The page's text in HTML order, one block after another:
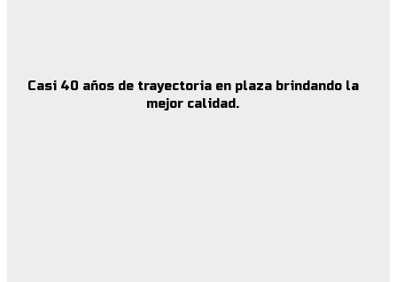
Casi 40 años de trayectoria en plaza brindando la
mejor calidad.